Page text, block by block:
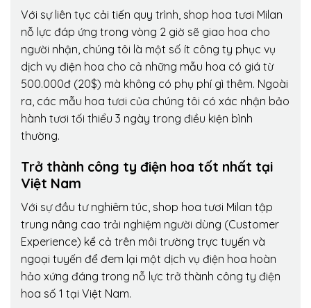
Với sự liên tục cải tiến quy trình, shop hoa tươi Milan
nỗ lực đáp ứng trong vòng 2 giờ sẽ giao hoa cho
người nhận, chúng tôi là một số ít công ty phục vụ
dịch vụ điện hoa cho cả những mẫu hoa có giá từ
500.000đ (20$) mà không có phụ phí gì thêm. Ngoài
ra, các mẫu hoa tươi của chúng tôi có xác nhận bảo
hành tươi tối thiểu 3 ngày trong điều kiện bình
thường.
Trở thành công ty điện hoa tốt nhất tại
Việt Nam
Với sự đầu tư nghiêm túc, shop hoa tươi Milan tập
trung nâng cao trải nghiệm người dùng (Customer
Experience) kể cả trên môi trường trực tuyến và
ngoại tuyến để đem lại một dịch vụ điện hoa hoàn
hảo xứng đáng trong nỗ lực trở thành công ty điện
hoa số 1 tại Việt Nam.